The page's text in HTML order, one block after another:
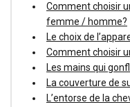
Comment choisir
femme / homme?
Le choix de
Comment choisir
Les mains qui
La couverture de
L’entorse de la